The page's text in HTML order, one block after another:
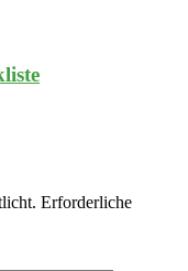
Erforderliche